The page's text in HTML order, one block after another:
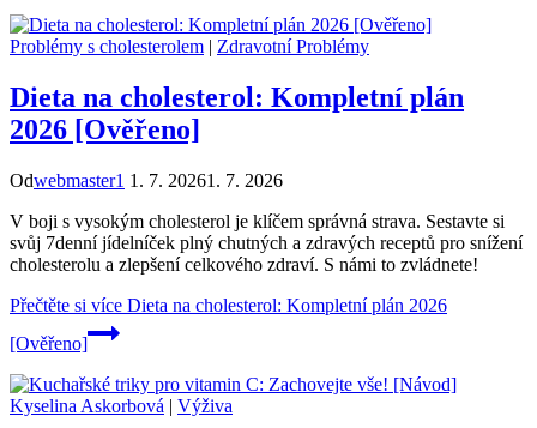
Problémy s cholesterolem | Zdravotní Problémy
Dieta na cholesterol: Kompletní plán
2026 [Ověřeno]
Odwebmaster1 1. 7. 20261. 7. 2026
V boji s vysokým cholesterol je klíčem správná strava. Sestavte si
svůj 7denní jídelníček plný chutných a zdravých receptů pro snížení
cholesterolu a zlepšení celkového zdraví. S námi to zvládnete!
Přečtěte si více Dieta na cholesterol: Kompletní plán 2026
[Ověřeno]
Kyselina Askorbová | Výživa